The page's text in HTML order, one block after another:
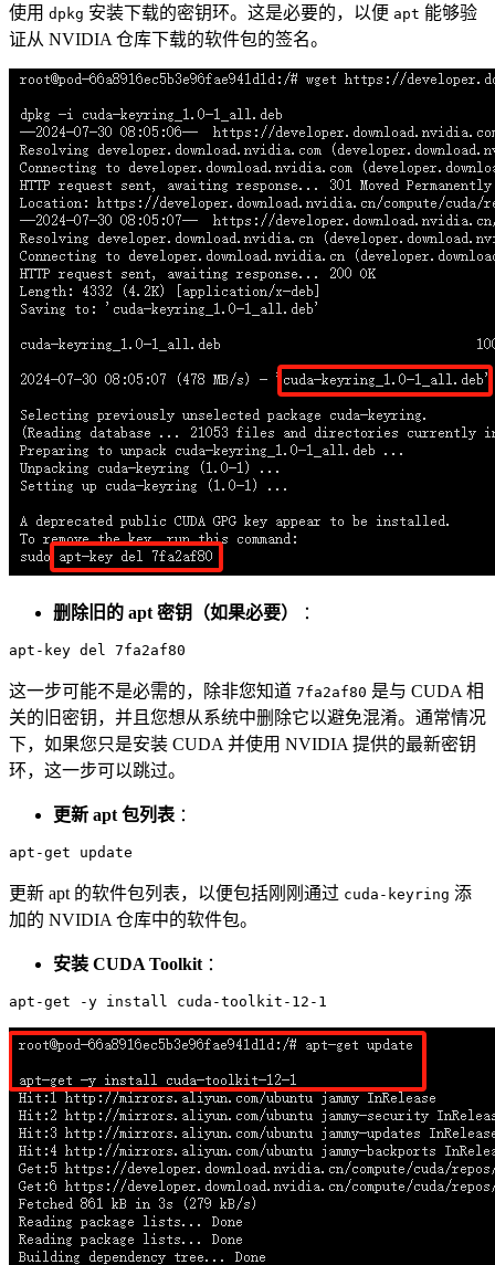
使用 dpkg 安装下载的密钥环。这是必要的，以便 apt 能够验
证从 NVIDIA 仓库下载的软件包的签名。
删除旧的 apt 密钥（如果必要） ：
这一步可能不是必需的，除非您知道 7fa2af80 是与 CUDA 相
关的旧密钥，并且您想从系统中删除它以避免混淆。通常情况
下，如果您只是安装 CUDA 并使用 NVIDIA 提供的最新密钥
环，这一步可以跳过。
更新 apt 包列表 ：
更新 apt 的软件包列表，以便包括刚刚通过 cuda-keyring 添
加的 NVIDIA 仓库中的软件包。
安装 CUDA Toolkit ：